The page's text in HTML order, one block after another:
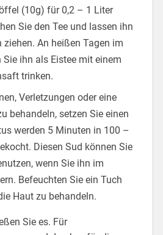
(10g) für 0,2 – 1 Liter
Sie den Tee und lassen ihn
An heißen Tagen im
ihn als Eistee mit einem
trinken.
Verletzungen oder eine
behandeln, setzen Sie einen
werden 5 Minuten in 100 –
Diesen Sud können Sie
wenn Sie ihn im
Befeuchten Sie ein Tuch
Haut zu behandeln.
Sie es. Für